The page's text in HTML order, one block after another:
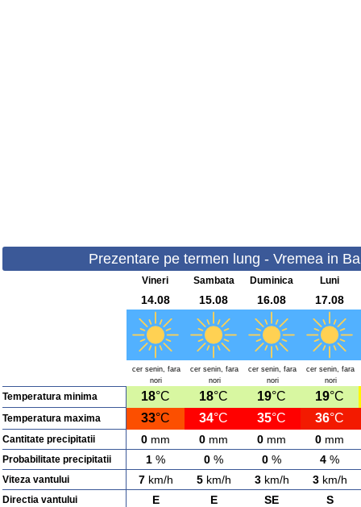
Prezentare pe termen lung - Vremea in
Vineri Sambata Duminica Luni
14.08 15.08 16.08 17.08
cer senin, fara
nori
cer senin, fara
nori
cer senin, fara
nori
cer senin, fara
nori
Temperatura minima 18°C 18°C 19°C 19°C
Temperatura maxima 33°C 34°C 35°C 36°C
Cantitate precipitatii 0 mm 0 mm 0 mm 0 mm
Probabilitate precipitatii 1 % 0 % 0 % 4 %
Viteza vantului 7km/h 5km/h 3km/h 3km/h
Directia vantului E E SE S